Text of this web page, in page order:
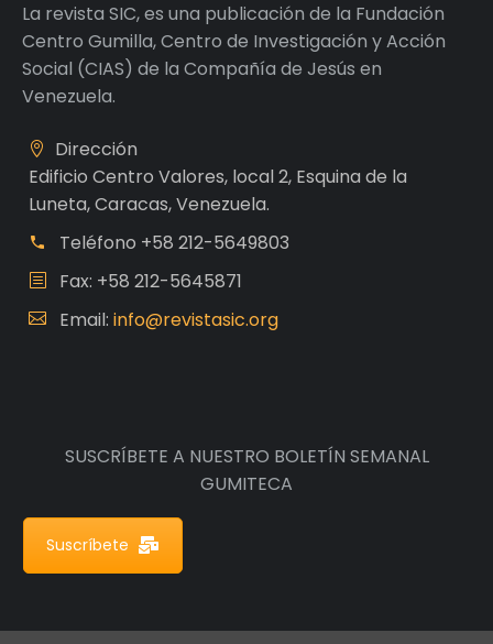
La revista SIC, es una publicación de la Fundación
Centro Gumilla, Centro de Investigación y Acción
Social (CIAS) de la Compañía de Jesús en
Venezuela.
Dirección
Edificio Centro Valores, local 2, Esquina de la
Luneta, Caracas, Venezuela.
Teléfono +58 212-5649803
Fax: +58 212-5645871
Email: info@revistasic.org
SUSCRÍBETE A NUESTRO BOLETÍN SEMANAL
GUMITECA
Suscríbete